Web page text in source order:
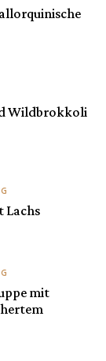
Wildbrokkoli
Lachs
mit